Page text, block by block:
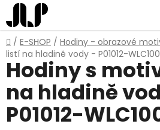
Přejít
na
obsah
Domů
/ E-SHOP / Hodiny - obrazové
listí na hladině vody - P01012-
Hodiny s
na hladině
P01012-